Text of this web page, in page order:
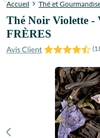
Accueil Thé et
Thé Noir Violette
FRÈRES
(